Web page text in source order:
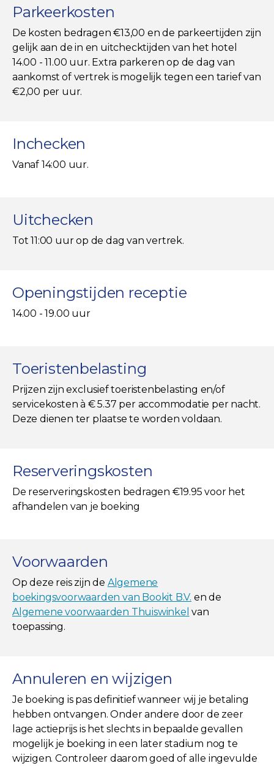
Parkeerkosten
De kosten bedragen €13,00 en de parkeertijden zijn
gelijk aan de in en uitchecktijden van het hotel
14.00 - 11.00 uur. Extra parkeren op de dag van
aankomst of vertrek is mogelijk tegen een tarief van
€2,00 per uur.
Inchecken
Vanaf 14:00 uur.
Uitchecken
Tot 11:00 uur op de dag van vertrek.
Openingstijden receptie
14.00 - 19.00 uur
Toeristenbelasting
Prijzen zijn exclusief toeristenbelasting en/of
servicekosten à € 5.37 per accommodatie per nacht.
Deze dienen ter plaatse te worden voldaan.
Reserveringskosten
De reserveringskosten bedragen €19.95 voor het
afhandelen van je boeking
Voorwaarden
Op deze reis zijn de Algemene
boekingsvoorwaarden van Bookit B.V. en de
Algemene voorwaarden Thuiswinkel van
toepassing.
Annuleren en wijzigen
Je boeking is pas definitief wanneer wij je betaling
hebben ontvangen. Onder andere door de zeer
lage actieprijs is het slechts in bepaalde gevallen
mogelijk je boeking in een later stadium nog te
wijzigen. Controleer daarom goed of alle ingevulde